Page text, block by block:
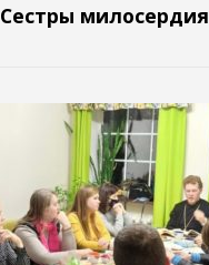
Сестры милосердия